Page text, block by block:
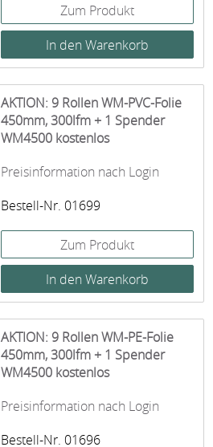
Zum Produkt
AKTION: 9 Rollen WM-PVC-Folie
450mm, 300lfm + 1 Spender
WM4500 kostenlos
Preisinformation nach Login
Bestell-Nr. 01699
Zum Produkt
AKTION: 9 Rollen WM-PE-Folie
450mm, 300lfm + 1 Spender
WM4500 kostenlos
Preisinformation nach Login
Bestell-Nr. 01696